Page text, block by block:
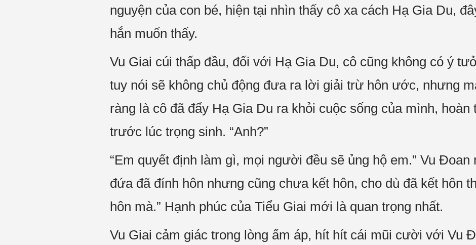
nguyện của con bé, hiện tại nhìn thấy cô xa cách Hạ Gia Du,
hắn muốn thấy.
Vu Giai cúi thấp đầu, đối với Hạ Gia Du, cô cũng không có ý
tuy nói sẽ không chủ động đưa ra lời giải trừ hôn ước, nhưng
ràng là cô đã đẩy Hạ Gia Du ra khỏi cuộc sống của mình, hoàn
trước lúc trọng sinh. “Anh?”
“Em quyết định làm gì, mọi người đều sẽ ủng hộ em.” Vu Đoan
đứa đã đính hôn nhưng cũng chưa kết hôn, cho dù đã kết hôn
hôn mà.” Hạnh phúc của Tiểu Giai mới là quan trọng nhất.
Vu Giai cảm giác trong lòng ấm áp, hít hít cái mũi cười với Vu